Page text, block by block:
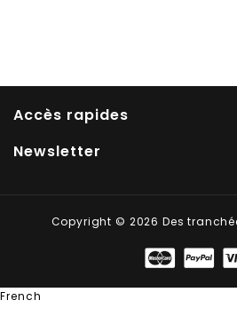
Accès rapides
Newsletter
Copyright © 2026 Des
French